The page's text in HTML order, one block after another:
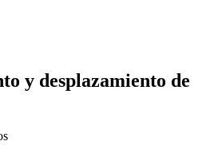
y desplazamiento de